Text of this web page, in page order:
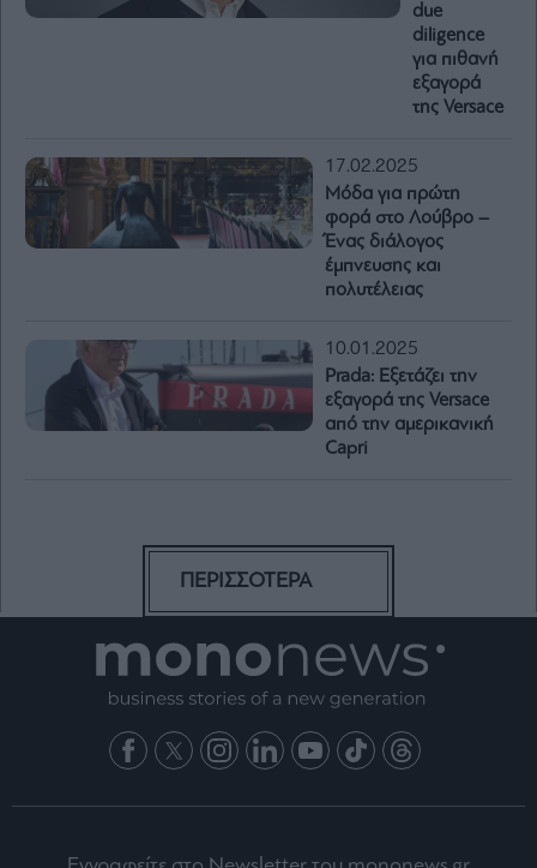
due
diligence
για πιθανή
εξαγορά
της Versace
17.02.2025
Μόδα για πρώτη
φορά στο Λούβρο –
Ένας διάλογος
έμπνευσης και
πολυτέλειας
10.01.2025
Prada: Εξετάζει την
εξαγορά της Versace
από την αμερικανική
Capri
ΠΕΡΙΣΣΟΤΕΡΑ